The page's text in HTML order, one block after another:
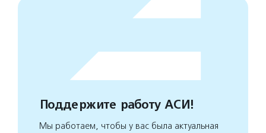
Поддержите работу АСИ!
Мы работаем, чтобы у вас была актуальная